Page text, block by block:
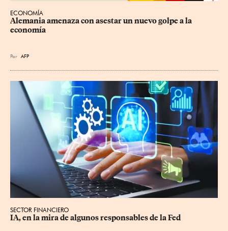
ECONOMÍA
Alemania amenaza con asestar un nuevo golpe a la
economía
Por AFP
SECTOR FINANCIERO
IA, en la mira de algunos responsables de la Fed